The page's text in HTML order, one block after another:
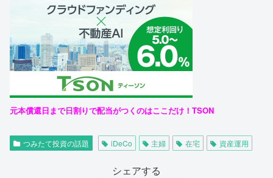
元本償還日まで日割りで配当がつくのはここだけ！TSON
つみたて投資の話題 iDeCo 主婦 在宅 資産運用
シェアする